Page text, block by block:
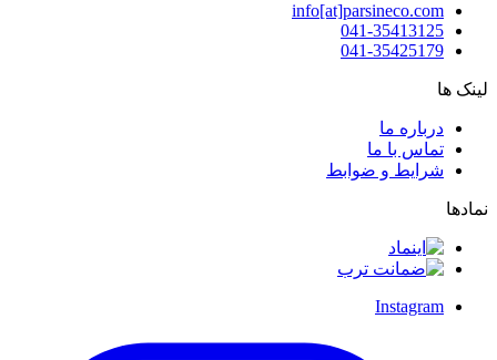
info[at]parsineco.com
041-35413125
041-35425179
لینک ها
درباره ما
تماس با ما
شرایط و ضوابط
نمادها
Instagram